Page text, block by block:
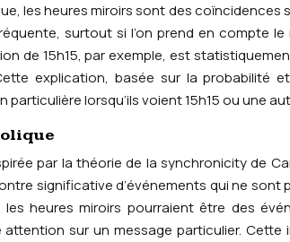
les heures miroirs sont des
surtout si l’on prend en compte
de 15h15, par exemple, est
explication, basée sur la probabilité
lorsqu’ils voient 15h15 ou une
par la théorie de la synchronicity de
significative d’événements qui ne sont
les heures miroirs pourraient être des
sur un message particulier. Cette